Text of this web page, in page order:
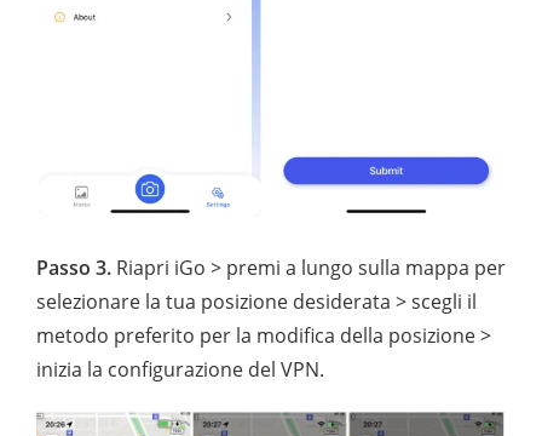
Passo 3. Riapri iGo > premi a lungo sulla mappa per
selezionare la tua posizione desiderata > scegli il
metodo preferito per la modifica della posizione >
inizia la configurazione del VPN.